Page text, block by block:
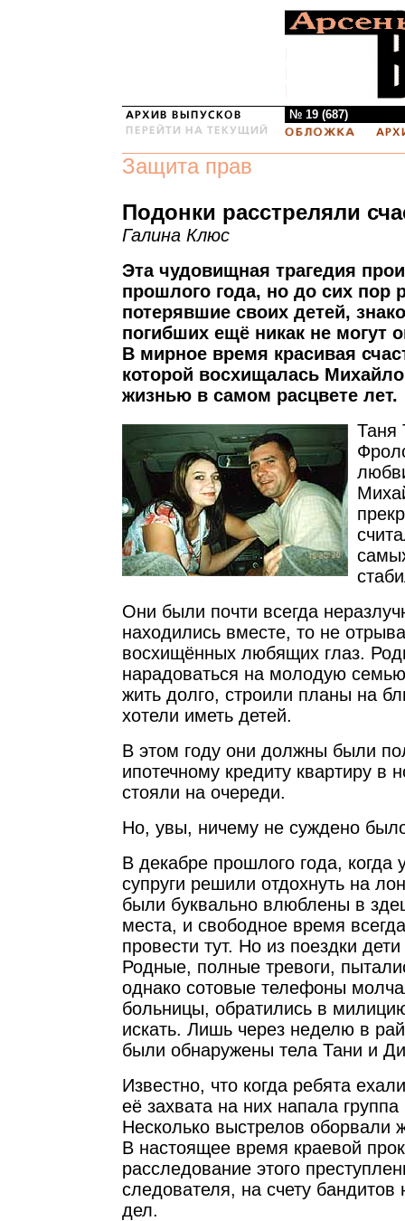
№ 19 (687)
Защита прав
Подонки расстреляли
Галина Клюс
Эта чудовищная трагедия
прошлого года, но до сих пор
потерявшие своих детей,
погибших ещё никак не могут
В мирное время красивая
которой восхищалась
жизнью в самом расцвете лет.
Таня
Они были почти всегда
находились вместе, то не
восхищённых любящих глаз.
нарадоваться на молодую
жить долго, строили планы на
хотели иметь детей.
В этом году они должны были
ипотечному кредиту квартиру в
стояли на очереди.
Но, увы, ничему не суждено
В декабре прошлого года,
супруги решили отдохнуть на
были буквально влюблены в
места, и свободное время
провести тут. Но из поездки
Родные, полные тревоги,
однако сотовые телефоны
больницы, обратились в
искать. Лишь через неделю в
были обнаружены тела Тани и
Известно, что когда ребята
её захвата на них напала
Несколько выстрелов оборвали
В настоящее время краевой
расследование этого
следователя, на счету
дел.